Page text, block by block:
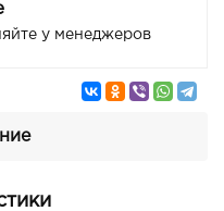
у менеджеров